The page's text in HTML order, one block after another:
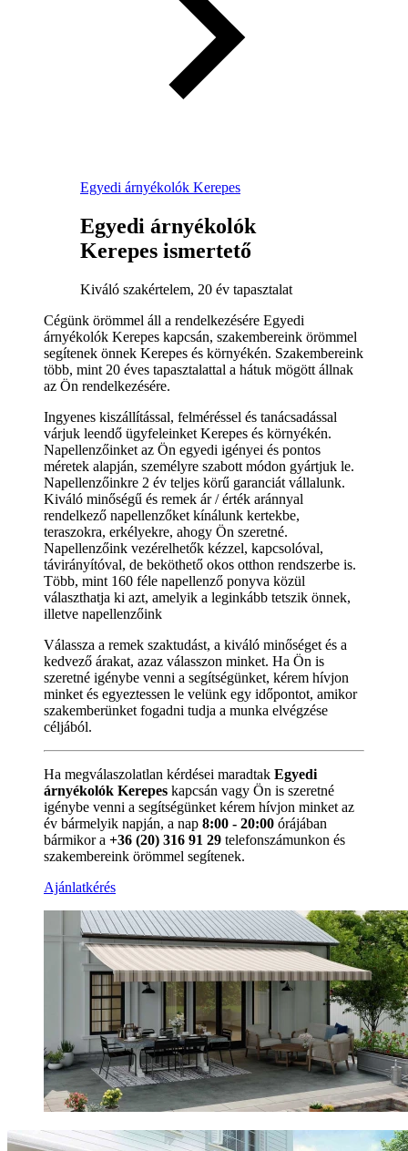
Egyedi árnyékolók Kerepes
Egyedi árnyékolók
Kerepes ismertető
Kiváló szakértelem, 20 év tapasztalat
Cégünk örömmel áll a rendelkezésére Egyedi
árnyékolók Kerepes kapcsán, szakembereink örömmel
segítenek önnek Kerepes és környékén. Szakembereink
több, mint 20 éves tapasztalattal a hátuk mögött állnak
az Ön rendelkezésére.
Ingyenes kiszállítással, felméréssel és tanácsadással
várjuk leendő ügyfeleinket Kerepes és környékén.
Napellenzőinket az Ön egyedi igényei és pontos
méretek alapján, személyre szabott módon gyártjuk le.
Napellenzőinkre 2 év teljes körű garanciát vállalunk.
Kiváló minőségű és remek ár / érték aránnyal
rendelkező napellenzőket kínálunk kertekbe,
teraszokra, erkélyekre, ahogy Ön szeretné.
Napellenzőink vezérelhetők kézzel, kapcsolóval,
távirányítóval, de beköthető okos otthon rendszerbe is.
Több, mint 160 féle napellenző ponyva közül
választhatja ki azt, amelyik a leginkább tetszik önnek,
illetve napellenzőink
Válassza a remek szaktudást, a kiváló minőséget és a
kedvező árakat, azaz válasszon minket. Ha Ön is
szeretné igénybe venni a segítségünket, kérem hívjon
minket és egyeztessen le velünk egy időpontot, amikor
szakemberünket fogadni tudja a munka elvégzése
céljából.
Ha megválaszolatlan kérdései maradtak Egyedi
árnyékolók Kerepes kapcsán vagy Ön is szeretné
igénybe venni a segítségünket kérem hívjon minket az
év bármelyik napján, a nap 8:00 - 20:00 órájában
bármikor a +36 (20) 316 91 29 telefonszámunkon és
szakembereink örömmel segítenek.
Ajánlatkérés